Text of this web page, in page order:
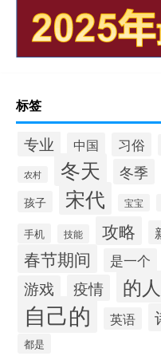
标签
专业 中国 习俗
农村 冬天 冬季
孩子 宋代 宝宝
手机 技能 攻略
春节期间 是一个
游戏 疫情 的人
自己的 英语
都是